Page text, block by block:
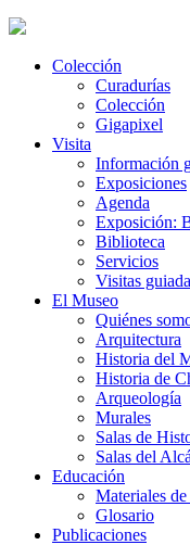
Colección
Curadurías
Colección
Gigapixel
Visita
Información
Exposiciones
Agenda
Exposición:
Biblioteca
Servicios
Visitas
El Museo
Quiénes
Arquitectura
Historia del
Historia de
Arqueología
Murales
Salas de
Salas del
Educación
Materiales
Glosario
Publicaciones